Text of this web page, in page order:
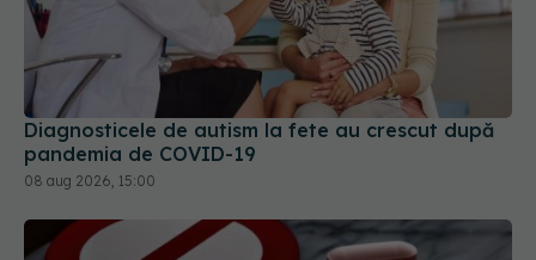
Diagnosticele de autism la fete au crescut după
pandemia de COVID-19
08 aug 2026, 15:00